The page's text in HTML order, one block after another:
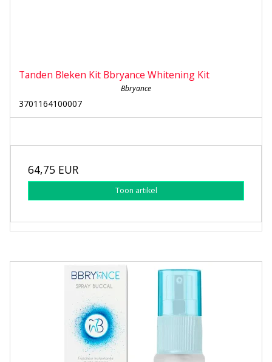
Tanden Bleken Kit Bbryance Whitening Kit
Bbryance
3701164100007
64,75 EUR
Toon artikel